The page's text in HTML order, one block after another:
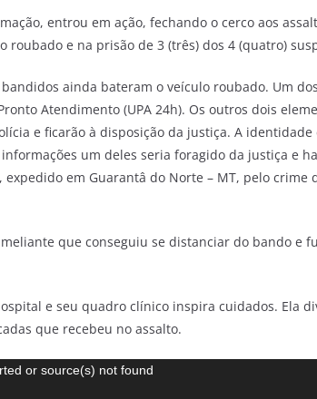
entrou em ação, fechando o cerco aos
roubado e na prisão de 3 (três) dos 4 (quatro)
ainda bateram o veículo roubado. Um
Atendimento (UPA 24h). Os outros dois
e ficarão à disposição da justiça. A
informações um deles seria foragido da justiça e
em Guarantâ do Norte – MT, pelo crime
que conseguiu se distanciar do bando e
e seu quadro clínico inspira cuidados. Ela
que recebeu no assalto.
or source(s) not found